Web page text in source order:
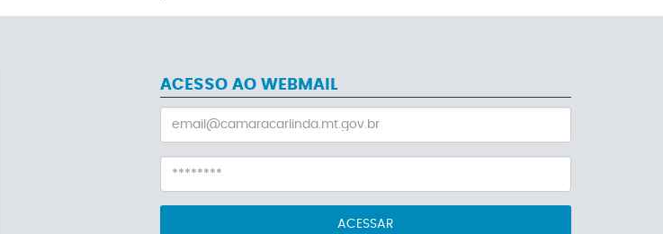
ACESSO AO WEBMAIL
ACESSAR